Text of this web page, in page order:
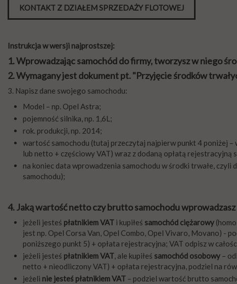
KONTAKT Z DZIAŁEM SPRZEDAŻY FLOTOWEJ
Instrukcja w wersji najprostszej:
1. Wprowadzając samochód do firmy, tworzysz w niego
2. Wymagany jest dokument pt. "Przyjęcie środków
3. Napisz dane swojego samochodu:
Model – np. Opel Astra;
pojemność silnika, np. 1,6L;
rok. produkcji, np. 2014;
wartość samochodu (tutaj przeczytaj najpierw punkt 4 poniżej
lub netto + częściowy VAT) wraz z dodaną opłatą rejestracyjną
na koniec data wprowadzenia samochodu w środki trwałe,
samochodu);
4. Jaką wartość netto czy brutto samochodu
jeżeli jesteś płatnikiem VAT i kupiłeś samochód ciężarowy
jest np. Opel Corsa Van, Opel Combo, Opel Vivaro, Movano) -
poniższego punkt 5) + opłata rejestracyjna; VAT odpisz w
jeżeli jesteś płatnikiem VAT, ale kupiłeś samochód osobowy –
netto + nieodliczony VAT) + opłata rejestracyjna, podziel na
jeżeli nie jesteś płatnikiem VAT – podziel wartość brutto